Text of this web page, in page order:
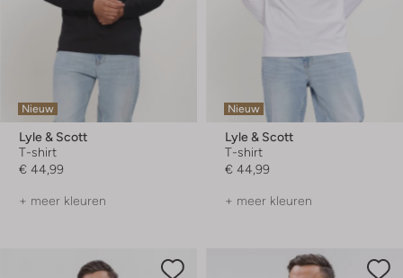
Nieuw
Lyle & Scott
T-shirt
€ 44,99
+ meer kleuren
Nieuw
Lyle & Scott
T-shirt
€ 44,99
+ meer kleuren